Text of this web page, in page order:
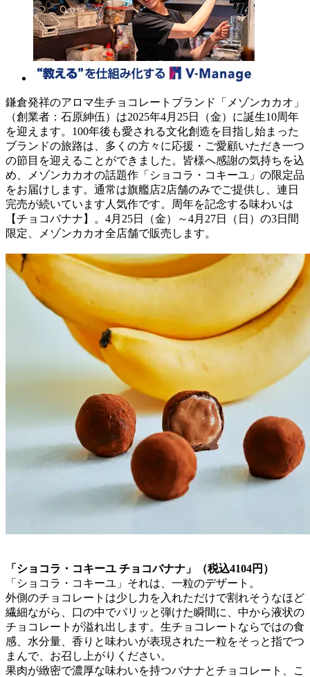
鎌倉発祥のアロマ生チョコレートブランド「メゾンカカオ」
（創業者：石原紳伍）は2025年4月25日（金）に誕生10周年
を迎えます。100年後も愛される文化創造を目指し始まった
ブランドの旅路は、多くの方々に応援・ご愛顧いただき一つ
の節目を迎えることができました。皆様へ感謝の気持ちを込
め、メゾンカカオの話題作「ショコラ・コキーユ」の限定品
をお届けします。通常は旗艦店2店舗のみでご提供し、連日
完売が続いています人気作です。周年を記念する味わいは
【チョコバナナ】。4月25日（金）～4月27日（日）の3日間
限定、メゾンカカオ全店舗で販売します。
「ショコラ・コキーユ チョコバナナ」（税込4104円）
「ショコラ・コキーユ」それは、一粒のデザート。
外側のチョコレートは少し力を入れただけで割れそうなほど
繊細ながら、口の中でパリッと弾けた瞬間に、中から液状の
チョコレートが溢れ出します。生チョコレートならではの食
感、水分量、香りと味わいが表現された一粒をそっと指でつ
まんで、お召し上がりください。
果肉が緻密で濃厚な味わいを持つバナナとチョコレート、こ